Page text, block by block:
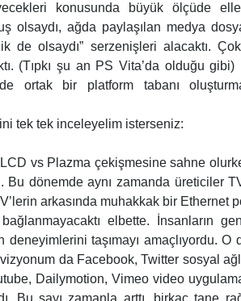
konusunda büyük ölçüde
olsaydı, ağda paylaşılan medya
de olsaydı” serzenişleri alacaktı.
(Tıpkı şu an PS Vita’da olduğu
ortak bir platform tabanı
tek tek inceleyelim isterseniz:
vs Plazma çekişmesine sahne
Bu dönemde aynı zamanda üreticiler
arkasında muhakkak bir Ethernet
elbette. İnsanların
deneyimlerini taşımayı amaçlıyordu.
da Facebook, Twitter sosyal
Dailymotion, Vimeo video